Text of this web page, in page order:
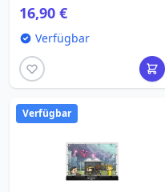
16,90 €
Verfügbar
Verfügbar